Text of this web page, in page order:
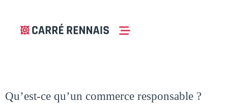
Qu’est-ce qu’un commerce responsable ?